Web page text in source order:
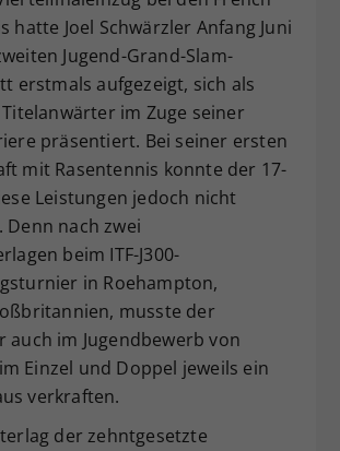
hatte Joel Schwärzler Anfang Juni
Jugend-Grand-Slam-
erstmals aufgezeigt, sich als
im Zuge seiner
präsentiert. Bei seiner ersten
mit Rasentennis konnte der 17-
Leistungen jedoch nicht
Denn nach zwei
beim ITF-J300-
in Roehampton,
musste der
auch im Jugendbewerb von
Einzel und Doppel jeweils ein
verkraften.
der zehntgesetzte
Dieser Wert speichert Ihre Consent-
Einstellungen. Unter anderem eine
zufällig generierte ID, für die
historische Speicherung Ihrer
vorgenommen Einstellungen, falls der
Webseiten-Betreiber dies eingestellt
hat.